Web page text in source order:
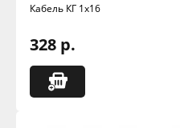
Кабель КГ 1х16
328 р.